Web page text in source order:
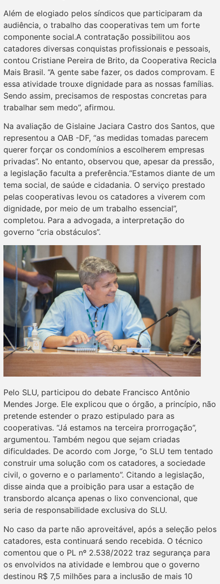
Além de elogiado pelos síndicos que participaram da
audiência, o trabalho das cooperativas tem um forte
componente social.A contratação possibilitou aos
catadores diversas conquistas profissionais e pessoais,
contou Cristiane Pereira de Brito, da Cooperativa Recicla
Mais Brasil. “A gente sabe fazer, os dados comprovam. E
essa atividade trouxe dignidade para as nossas famílias.
Sendo assim, precisamos de respostas concretas para
trabalhar sem medo”, afirmou.
Na avaliação de Gislaine Jaciara Castro dos Santos, que
representou a OAB -DF, “as medidas tomadas parecem
querer forçar os condomínios a escolherem empresas
privadas”. No entanto, observou que, apesar da pressão,
a legislação faculta a preferência.“Estamos diante de um
tema social, de saúde e cidadania. O serviço prestado
pelas cooperativas levou os catadores a viverem com
dignidade, por meio de um trabalho essencial”,
completou. Para a advogada, a interpretação do
governo “cria obstáculos”.
Pelo SLU, participou do debate Francisco Antônio
Mendes Jorge. Ele explicou que o órgão, a princípio, não
pretende estender o prazo estipulado para as
cooperativas. “Já estamos na terceira prorrogação”,
argumentou. Também negou que sejam criadas
dificuldades. De acordo com Jorge, “o SLU tem tentado
construir uma solução com os catadores, a sociedade
civil, o governo e o parlamento”. Citando a legislação,
disse ainda que a proibição para usar a estação de
transbordo alcança apenas o lixo convencional, que
seria de responsabilidade exclusiva do SLU.
No caso da parte não aproveitável, após a seleção pelos
catadores, esta continuará sendo recebida. O técnico
comentou que o PL nº 2.538/2022 traz segurança para
os envolvidos na atividade e lembrou que o governo
destinou R$ 7,5 milhões para a inclusão de mais 10